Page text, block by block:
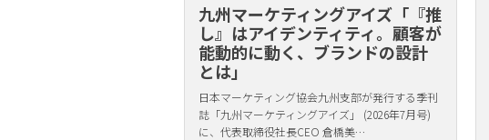
九州マーケティングアイズ「『推
し』はアイデンティティ。顧客が
能動的に動く、ブランドの設計
とは」
日本マーケティング協会九州支部が発行する季刊
誌「九州マーケティングアイズ」 (2026年7月号)
に、代表取締役社長CEO 倉橋美…